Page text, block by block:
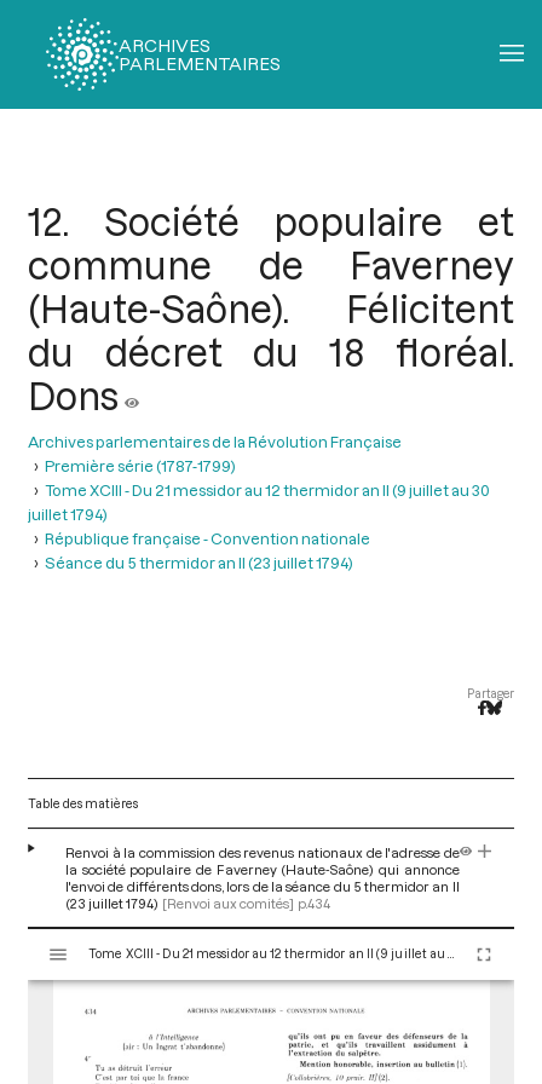
ARCHIVES
PARLEMENTAIRES
12. Société populaire et
commune de Faverney
(Haute-Saône). Félicitent
du décret du 18 floréal.
Dons
Archives parlementaires de la Révolution Française
Première série (1787-1799)
Tome XCIII - Du 21 messidor au 12 thermidor an II (9 juillet au 30
juillet 1794)
République française - Convention nationale
Séance du 5 thermidor an II (23 juillet 1794)
Partager
Table des matières
Renvoi à la commission des revenus nationaux de l'adresse de
la société populaire de Faverney (Haute-Saône) qui annonce
l'envoi de différents dons, lors de la séance du 5 thermidor an II
(23 juillet 1794) [Renvoi aux comités] p.434
s